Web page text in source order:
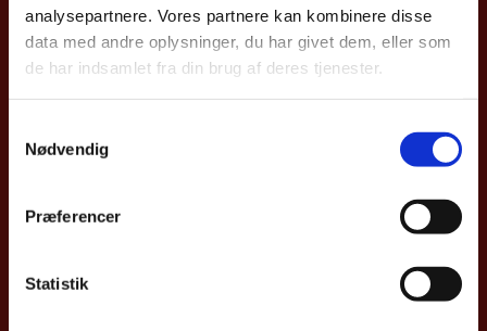
analysepartnere. Vores partnere kan kombinere disse
data med andre oplysninger, du har givet dem, eller som
de har indsamlet fra din brug af deres tjenester.
Nødvendig
Præferencer
Statistik
Phone hours: 09:00 – 16:00,
Monday– Friday
Consular Department
ievambconsular@um.dk